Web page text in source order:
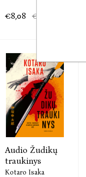
€8,08 €10,10
Audio Žudikų
traukinys
Kotaro Isaka